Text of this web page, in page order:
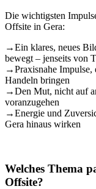
Die wichtigsten
Offsite in Gera:
→Ein klares, neues
bewegt – jenseits von
→Praxisnahe
Handeln bringen
→Den Mut, nicht auf
voranzugehen
→Energie und
Gera hinaus wirken
Welches Thema
Offsite?